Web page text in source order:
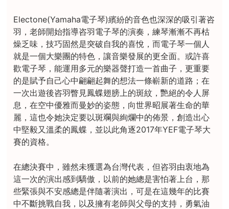
Electone(Yamaha電子琴)繽紛的音色也深深的吸引著咨
羽，老師開始指導咨羽電子琴的演奏，練琴漸漸不再枯
燥乏味，技巧固然是突破自我的喜悅，而電子琴一個人
就是一個大樂團的特色，讓音樂發展的更全面。或許喜
歡電子琴，能運用多元的樂器聲打造一首曲子，更重要
的是賦予自己心中翩翩起舞的想法一條嶄新的道路；在
一次出遊後咨羽瞥見鳳蝶翅膀上的斑紋，艷絕的令人屏
息，在空中優雅而曼妙的姿態，向世界昭展著生命的華
麗，這也令她決定要以斑斕與絢爛中的佈景，創造出心
中堅毅又溫柔的鳳蝶，並以此角逐2017年YEF電子琴大
賽的資格。
在總決賽中，雖然未獲選為台灣代表，但咨羽由衷地為
這一次的演出感到驕傲，以前的她總是害怕著上台，那
些緊張與不安感總是伴隨著演出，可是在這幾年的比賽
中不斷挑戰自我，以及擁有老師與父母的支持，勇氣油